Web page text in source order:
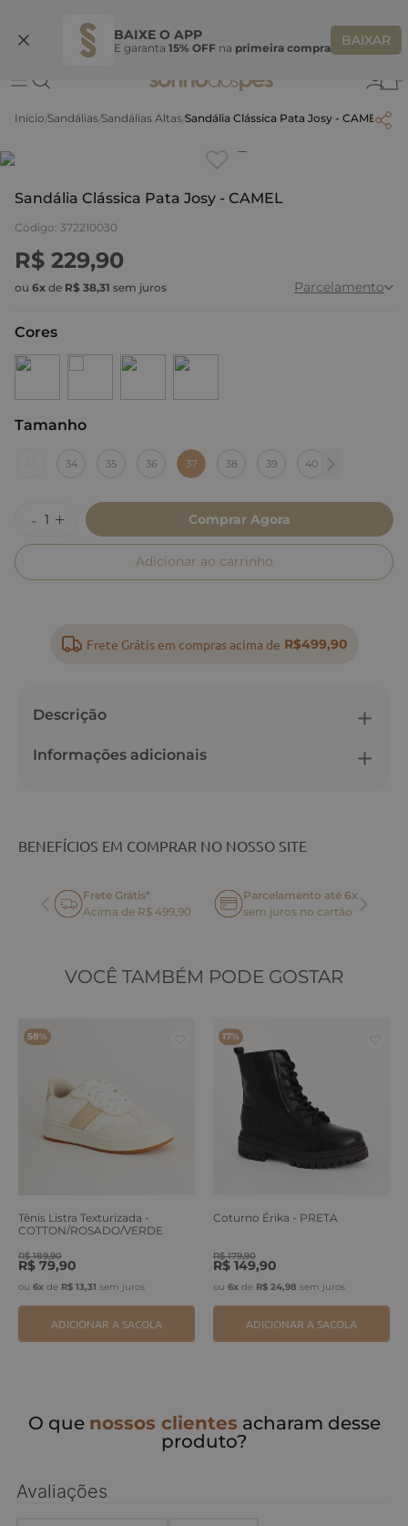
BAIXE O APP
E garanta 15% OFF na primeira compra BAIXAR
Ganhe 10% OFF na coleção utilizando o código do seu vendedor*
Sandálias Sandálias Altas Sandália Clássica Pata Josy - CAMEL
Sandália Clássica Pata Josy - CAMEL
Código: 372210030
R$ 229,90
ou 6x de R$ 38,31 sem juros Parcelamento
Cores
Tamanho
34 35 36 37 38 39 40
Comprar Agora
Adicionar ao carrinho
Frete Grátis em compras acima de R$499,90
Descrição
Informações adicionais
BENEFÍCIOS EM COMPRAR NO NOSSO SITE
Frete Grátis*
Acima de R$ 499,90
Parcelamento até 6x
sem juros no cartão
VOCÊ TAMBÉM PODE GOSTAR
58%
Tênis Listra Texturizada -
COTTON/ROSADO/VERDE
R$ 189,90
R$ 79,90
ou 6x de R$ 13,31 sem juros
ADICIONAR A SACOLA
17%
Coturno Érika - PRETA
R$ 179,90
R$ 149,90
ou 6x de R$ 24,98 sem juros
ADICIONAR A SACOLA
O que nossos clientes acharam desse
produto?
Avaliações